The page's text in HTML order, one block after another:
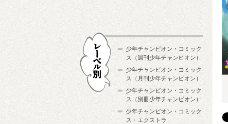
少年チャンピオン・コミック
ス（週刊少年チャンピオン）
少年チャンピオン・コミック
ス（月刊少年チャンピオン）
少年チャンピオン・コミック
ス（別冊少年チャンピオン）
少年チャンピオン・コミック
ス・エクストラ